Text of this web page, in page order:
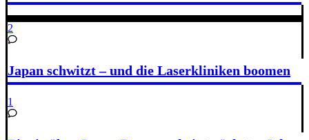
2
Japan schwitzt – und die Laserkliniken boomen
1